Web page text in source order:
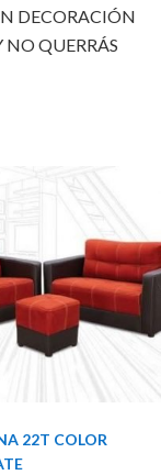
DECORACIÓN
QUERRÁS
22T COLOR